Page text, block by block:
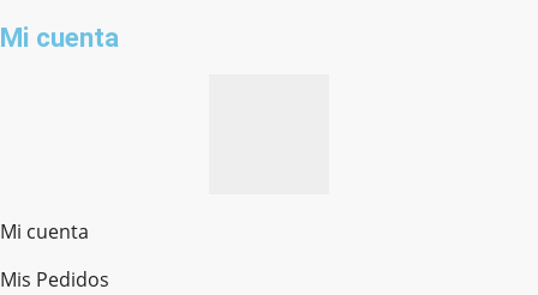
Mi cuenta
Mi cuenta
Mis Pedidos